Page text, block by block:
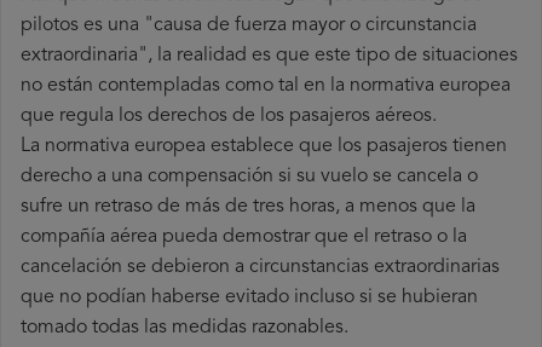
pilotos es una "causa de fuerza mayor o circunstancia
extraordinaria", la realidad es que este tipo de situaciones
no están contempladas como tal en la normativa europea
que regula los derechos de los pasajeros aéreos.
La normativa europea establece que los pasajeros tienen
derecho a una compensación si su vuelo se cancela o
sufre un retraso de más de tres horas, a menos que la
compañía aérea pueda demostrar que el retraso o la
cancelación se debieron a circunstancias extraordinarias
que no podían haberse evitado incluso si se hubieran
tomado todas las medidas razonables.